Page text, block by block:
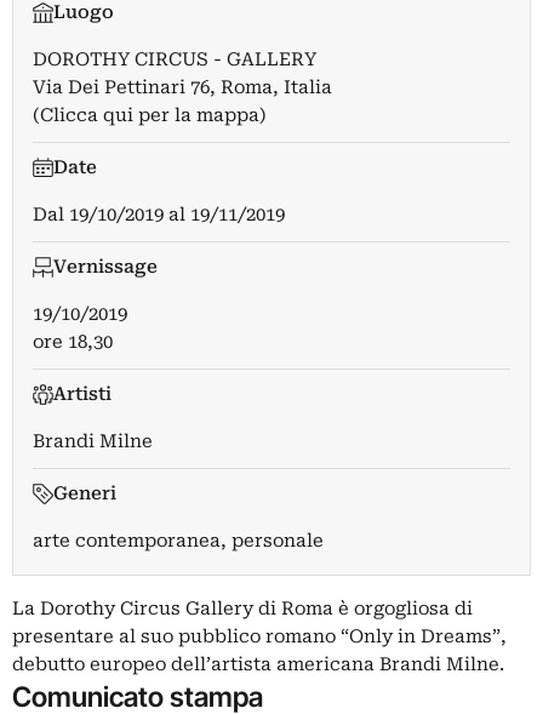
Luogo
DOROTHY CIRCUS - GALLERY
Via Dei Pettinari 76, Roma, Italia
(Clicca qui per la mappa)
Date
Dal 19/10/2019 al 19/11/2019
Vernissage
19/10/2019
ore 18,30
Artisti
Brandi Milne
Generi
arte contemporanea, personale
La Dorothy Circus Gallery di Roma è orgogliosa di
presentare al suo pubblico romano “Only in Dreams”,
debutto europeo dell’artista americana Brandi Milne.
Comunicato stampa